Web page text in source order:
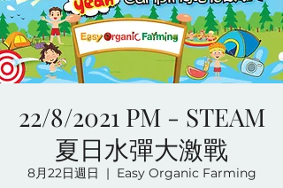
22/8/2021 PM - STEAM
夏日水彈大激戰
8月22日週日
  |
Easy Organic Farming